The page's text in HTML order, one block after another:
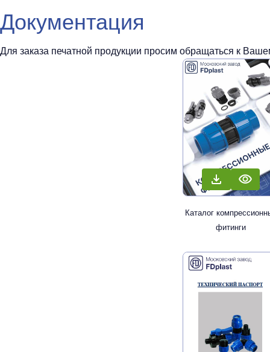
Документация
Для заказа печатной продукции просим обращаться к
Каталог
фитинги